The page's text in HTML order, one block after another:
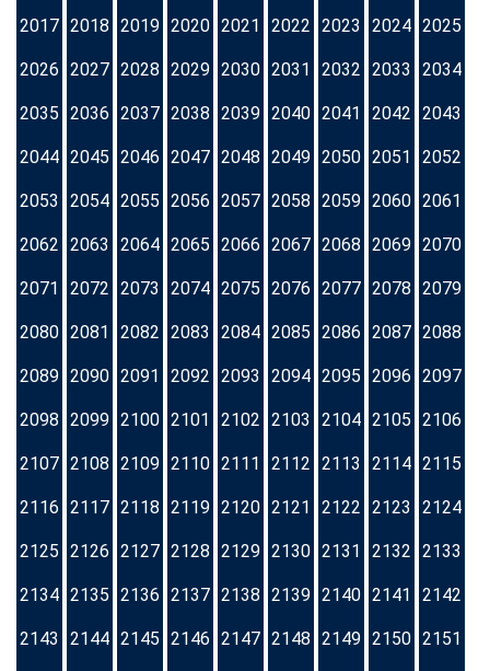
2017 2018 2019 2020 2021 2022 2023 2024 2025
2026 2027 2028 2029 2030 2031 2032 2033 2034
2035 2036 2037 2038 2039 2040 2041 2042 2043
2044 2045 2046 2047 2048 2049 2050 2051 2052
2053 2054 2055 2056 2057 2058 2059 2060 2061
2062 2063 2064 2065 2066 2067 2068 2069 2070
2071 2072 2073 2074 2075 2076 2077 2078 2079
2080 2081 2082 2083 2084 2085 2086 2087 2088
2089 2090 2091 2092 2093 2094 2095 2096 2097
2098 2099 2100 2101 2102 2103 2104 2105 2106
2107 2108 2109 2110 2111 2112 2113 2114 2115
2116 2117 2118 2119 2120 2121 2122 2123 2124
2125 2126 2127 2128 2129 2130 2131 2132 2133
2134 2135 2136 2137 2138 2139 2140 2141 2142
2143 2144 2145 2146 2147 2148 2149 2150 2151